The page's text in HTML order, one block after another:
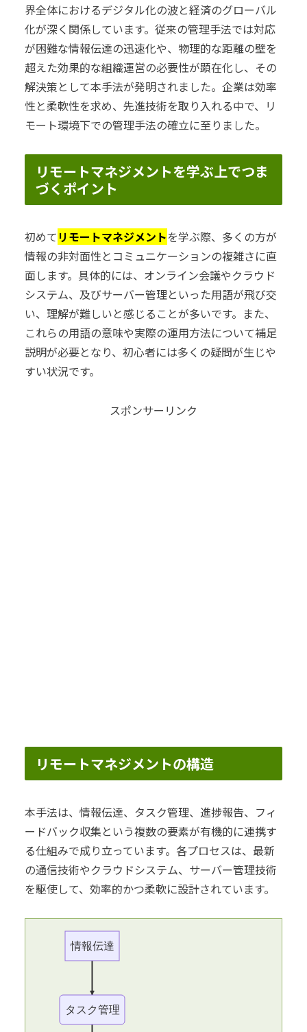
界全体におけるデジタル化の波と経済のグローバル
化が深く関係しています。従来の管理手法では対応
が困難な情報伝達の迅速化や、物理的な距離の壁を
超えた効果的な組織運営の必要性が顕在化し、その
解決策として本手法が発明されました。企業は効率
性と柔軟性を求め、先進技術を取り入れる中で、リ
モート環境下での管理手法の確立に至りました。
リモートマネジメントを学ぶ上でつま
づくポイント
初めて リモートマネジメントを学ぶ際、多くの方が
情報の非対面性とコミュニケーションの複雑さに直
面します。具体的には、オンライン会議やクラウド
システム、及びサーバー管理といった用語が飛び交
い、理解が難しいと感じることが多いです。また、
これらの用語の意味や実際の運用方法について補足
説明が必要となり、初心者には多くの疑問が生じや
すい状況です。
スポンサーリンク
リモートマネジメントの構造
本手法は、情報伝達、タスク管理、進捗報告、フィ
ードバック収集という複数の要素が有機的に連携す
る仕組みで成り立っています。各プロセスは、最新
の通信技術やクラウドシステム、サーバー管理技術
を駆使して、効率的かつ柔軟に設計されています。
情報伝達
タスク管理